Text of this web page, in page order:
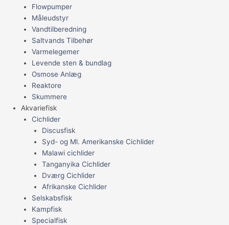
Flowpumper
Måleudstyr
Vandtilberedning
Saltvands Tilbehør
Varmelegemer
Levende sten & bundlag
Osmose Anlæg
Reaktore
Skummere
Akvariefisk
Cichlider
Discusfisk
Syd- og Ml. Amerikanske Cichlider
Malawi cichlider
Tanganyika Cichlider
Dværg Cichlider
Afrikanske Cichlider
Selskabsfisk
Kampfisk
Specialfisk